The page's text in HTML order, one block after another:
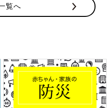
覧へ